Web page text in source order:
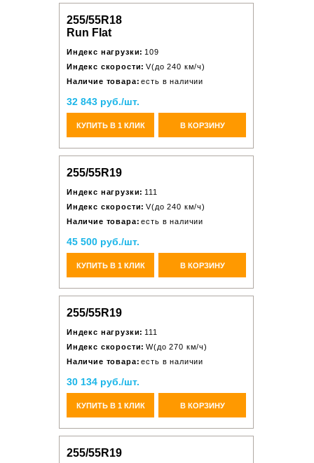
255/55R18
Run Flat
Индекс нагрузки: 109
Индекс скорости: V(до 240 км/ч)
Наличие товара: есть в наличии
32 843 руб./шт.
КУПИТЬ В 1 КЛИК В КОРЗИНУ
255/55R19
Индекс нагрузки: 111
Индекс скорости: V(до 240 км/ч)
Наличие товара: есть в наличии
45 500 руб./шт.
КУПИТЬ В 1 КЛИК В КОРЗИНУ
255/55R19
Индекс нагрузки: 111
Индекс скорости: W(до 270 км/ч)
Наличие товара: есть в наличии
30 134 руб./шт.
КУПИТЬ В 1 КЛИК В КОРЗИНУ
255/55R19